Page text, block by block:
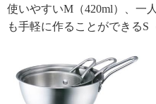
使いやすいM（420ml）、一
も手軽に作ることができるS